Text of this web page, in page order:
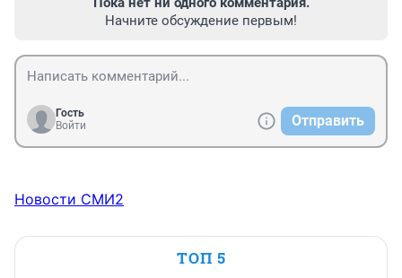
Начните обсуждение первым!
Гость
Войти
Отправить
Новости СМИ2
ТОП 5